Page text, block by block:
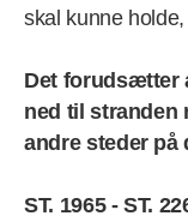
skal kunne
Det forudsætter
ned til stranden
andre steder på
ST. 1965 - ST.